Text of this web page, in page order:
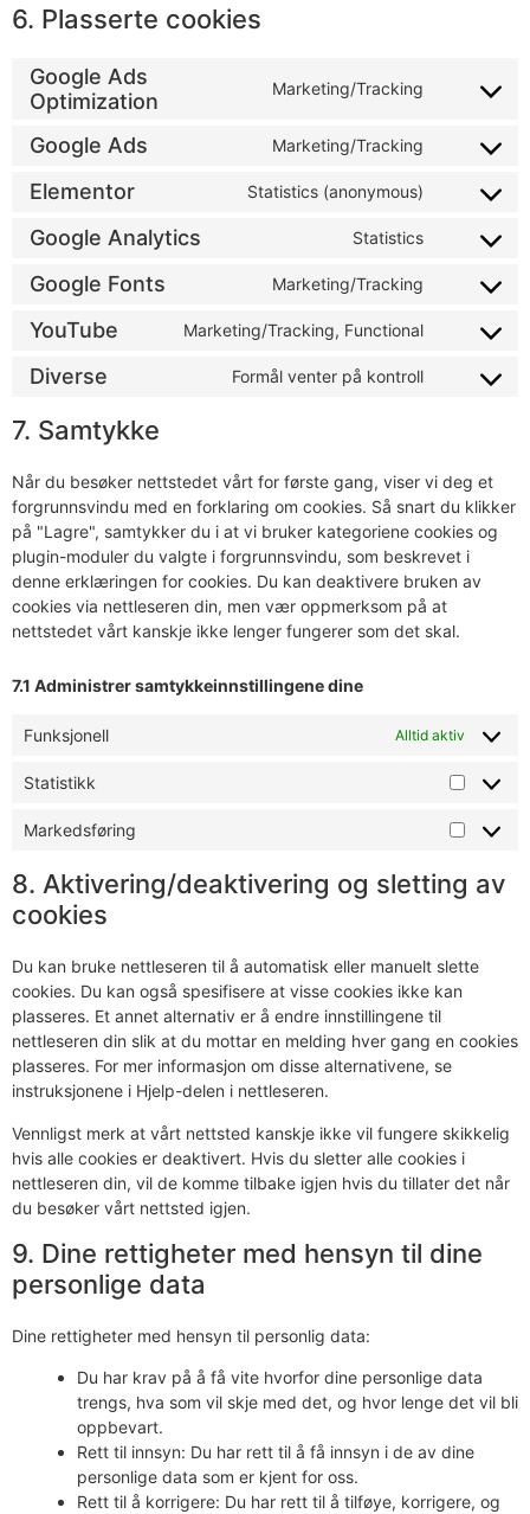
6. Plasserte cookies
Google Ads
Optimization
Marketing/Tracking
Google Ads Marketing/Tracking
Elementor Statistics (anonymous)
Google Analytics Statistics
Google Fonts Marketing/Tracking
YouTube Marketing/Tracking, Functional
Diverse Formål venter på kontroll
7. Samtykke
Når du besøker nettstedet vårt for første gang, viser vi deg et
forgrunnsvindu med en forklaring om cookies. Så snart du klikker
på "Lagre", samtykker du i at vi bruker kategoriene cookies og
plugin-moduler du valgte i forgrunnsvindu, som beskrevet i
denne erklæringen for cookies. Du kan deaktivere bruken av
cookies via nettleseren din, men vær oppmerksom på at
nettstedet vårt kanskje ikke lenger fungerer som det skal.
7.1 Administrer samtykkeinnstillingene dine
Funksjonell Alltid aktiv
Statistikk
Markedsføring
8. Aktivering/deaktivering og sletting av
cookies
Du kan bruke nettleseren til å automatisk eller manuelt slette
cookies. Du kan også spesifisere at visse cookies ikke kan
plasseres. Et annet alternativ er å endre innstillingene til
nettleseren din slik at du mottar en melding hver gang en cookies
plasseres. For mer informasjon om disse alternativene, se
instruksjonene i Hjelp-delen i nettleseren.
Vennligst merk at vårt nettsted kanskje ikke vil fungere skikkelig
hvis alle cookies er deaktivert. Hvis du sletter alle cookies i
nettleseren din, vil de komme tilbake igjen hvis du tillater det når
du besøker vårt nettsted igjen.
9. Dine rettigheter med hensyn til dine
personlige data
Dine rettigheter med hensyn til personlig data:
Du har krav på å få vite hvorfor dine personlige data
trengs, hva som vil skje med det, og hvor lenge det vil bli
oppbevart.
Rett til innsyn: Du har rett til å få innsyn i de av dine
personlige data som er kjent for oss.
Rett til å korrigere: Du har rett til å tilføye, korrigere, og